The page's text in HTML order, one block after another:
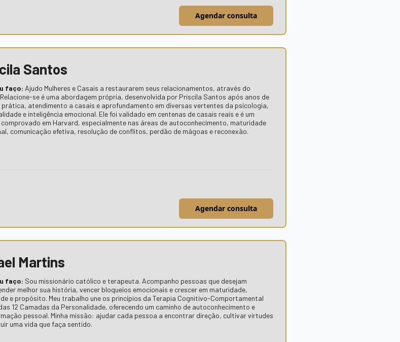
Agendar consulta
Santos
faço: Ajudo Mulheres e Casais a restaurarem seus relacionamentos, através do
se é uma abordagem própria, desenvolvida por Priscila Santos após anos de
prática, atendimento a casais e aprofundamento em diversas vertentes da psicologia,
e inteligência emocional. Ele foi validado em centenas de casais reais e é um
em Harvard, especialmente nas áreas de autoconhecimento, maturidade
comunicação efetiva, resolução de conflitos, perdão de mágoas e reconexão.
Agendar consulta
Martins
faço: Sou missionário católico e terapeuta. Acompanho pessoas que desejam
melhor sua história, vencer bloqueios emocionais e crescer em maturidade,
e propósito. Meu trabalho une os princípios da Terapia Cognitivo-Comportamental
12 Camadas da Personalidade, oferecendo um caminho de autoconhecimento e
pessoal. Minha missão: ajudar cada pessoa a encontrar direção, cultivar virtudes
uma vida que faça sentido.